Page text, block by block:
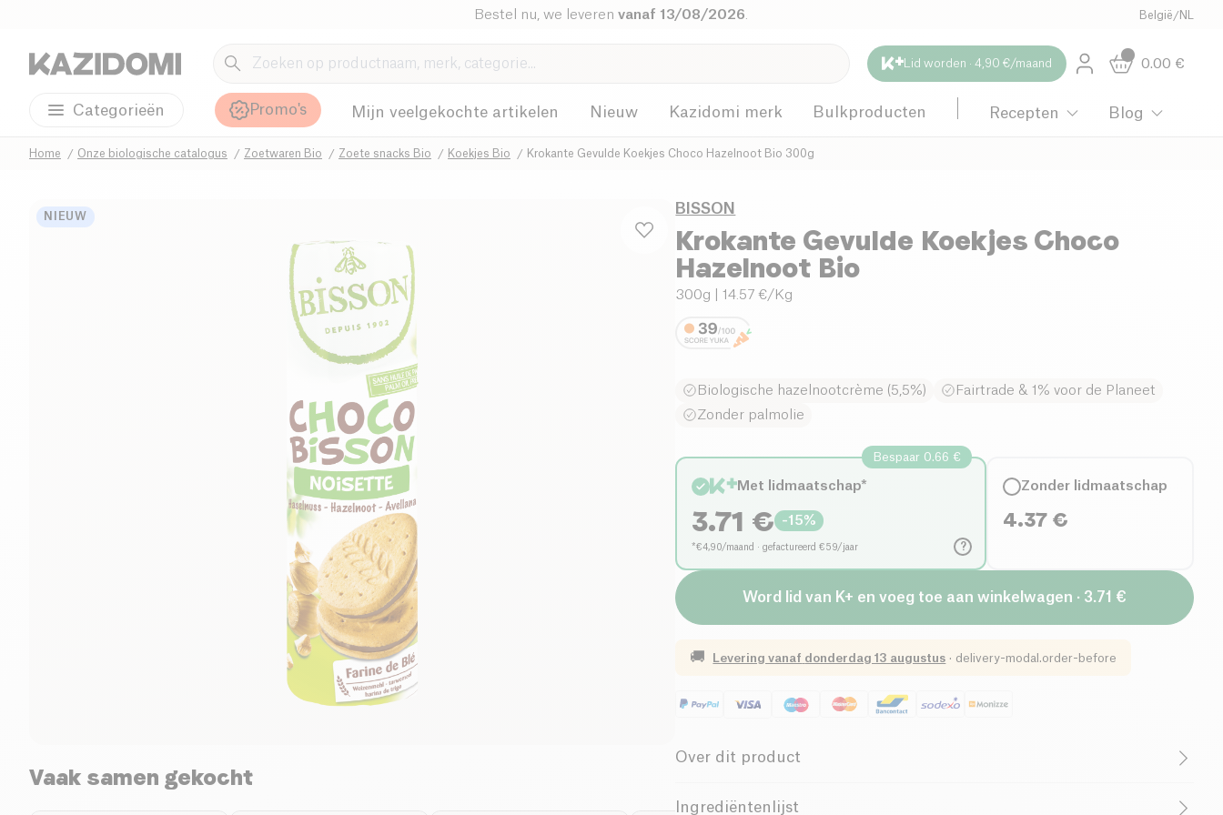
Bestel nu, we leverenvanaf 13/08/2026 België /NL
Lid worden · 4,90 €/maand 0.00 €
Categorieën Promo's Mijn veelgekochte artikelen Nieuw Kazidomi merk Bulkproducten Recepten Blog
Home Onze biologische catalogus Zoetwaren Bio Zoete snacks Bio Koekjes Bio Krokante Gevulde Koekjes Choco Hazelnoot Bio 300g
NIEUW
Vaak samen gekocht
BISSON
Krokante Gevulde Koekjes Choco
Hazelnoot Bio
300g | 14.57 €/Kg
Biologische hazelnootcrème (5,5%)
Fairtrade & 1% voor de Planeet
Zonder palmolie
?
Bespaar 0.66 €
Met lidmaatschap*
3.71 € -15%
*€4,90/maand · gefactureerd €59/jaar
Zonder lidmaatschap
4.37 €
Word lid van K+ en voeg toe aan winkelwagen · 3.71 €
🚚 Levering vanaf donderdag 13 augustus · delivery-modal.order-before
Over dit product
Biologisch
Ingrediëntenlijst